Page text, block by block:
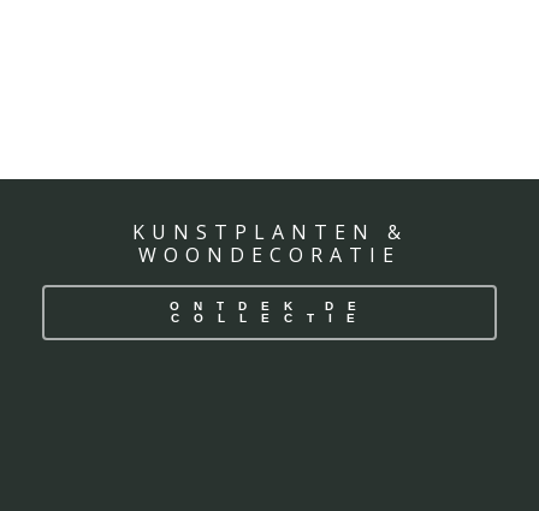
KUNSTPLANTEN &
WOONDECORATIE
ONTDEK DE
COLLECTIE